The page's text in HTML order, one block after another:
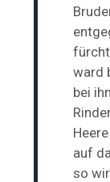
ward
bei
Heere
auf
so